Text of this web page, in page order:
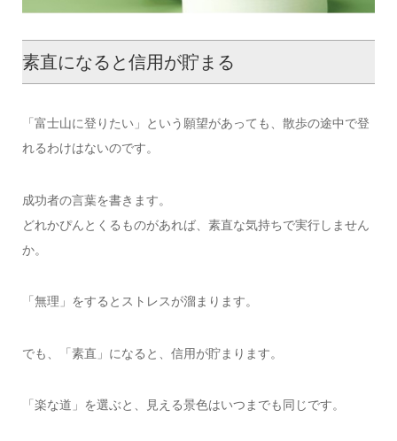
素直になると信用が貯まる
「富士山に登りたい」という願望があっても、散歩の途中で登
れるわけはないのです。
成功者の言葉を書きます。
どれかぴんとくるものがあれば、素直な気持ちで実行しません
か。
「無理」をするとストレスが溜まります。
でも、「素直」になると、信用が貯まります。
「楽な道」を選ぶと、見える景色はいつまでも同じです。